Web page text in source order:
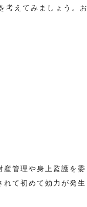
考えてみましょう。お
産管理や身上監護を委
て初めて効力が発生